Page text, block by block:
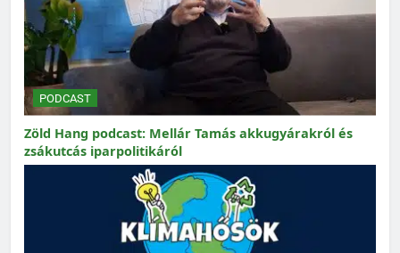
PODCAST
Zöld Hang podcast: Mellár Tamás akkugyárakról és
zsákutcás iparpolitikáról